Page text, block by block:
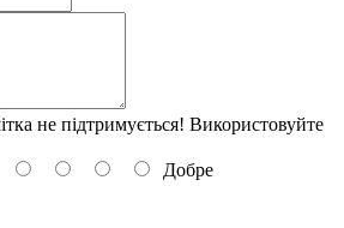
не підтримується! Використовуйте
Добре